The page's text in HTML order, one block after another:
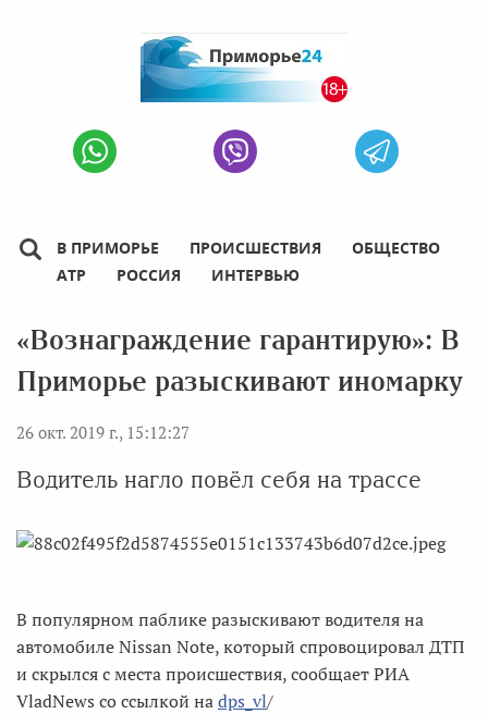
В ПРИМОРЬЕ ПРОИСШЕСТВИЯ
ОБЩЕСТВО
АТР
РОССИЯ ИНТЕРВЬЮ
«Вознаграждение гарантирую»: В
Приморье разыскивают иномарку
26 окт. 2019 г., 15:12:27
Водитель нагло повёл себя на трассе
В популярном паблике разыскивают водителя на
автомобиле Nissan Note, который спровоцировал ДТП
и скрылся с места происшествия, сообщает РИА
VladNews со ссылкой наdps_vl/